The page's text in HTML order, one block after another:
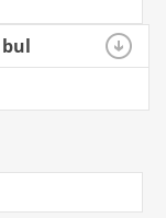
bul